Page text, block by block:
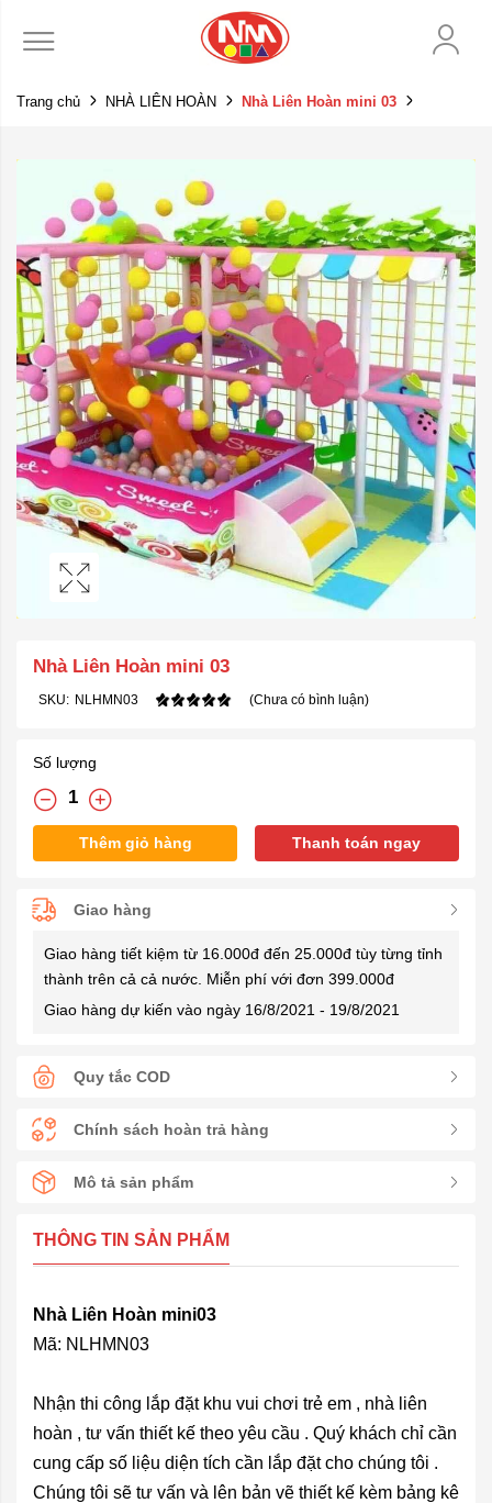
Trang chủ NHÀ LIÊN HOÀN Nhà Liên Hoàn mini 03
Nhà Liên Hoàn mini 03
SKU: NLHMN03 (Chưa có bình luận)
Số lượng
Thêm giỏ hàng Thanh toán ngay
Giao hàng
Giao hàng tiết kiệm từ 16.000đ đến 25.000đ tùy từng tỉnh
thành trên cả cả nước. Miễn phí với đơn 399.000đ
Giao hàng dự kiến vào ngày 16/8/2021 - 19/8/2021
Quy tắc COD
Chính sách hoàn trả hàng
Mô tả sản phẩm
THÔNG TIN SẢN PHẨM
Nhà Liên Hoàn mini03
Mã: NLHMN03
Nhận thi công lắp đặt khu vui chơi trẻ em , nhà liên
hoàn , tư vấn thiết kế theo yêu cầu . Quý khách chỉ cần
cung cấp số liệu diện tích cần lắp đặt cho chúng tôi .
Chúng tôi sẽ tư vấn và lên bản vẽ thiết kế kèm bảng kê